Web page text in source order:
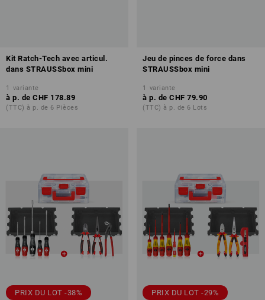
Kit Ratch-Tech avec articul.
dans STRAUSSbox mini
1 variante
à p. de CHF 178.89
(TTC) à p. de 6 Pièces
Jeu de pinces de force dans
STRAUSSbox mini
1 variante
à p. de CHF 79.90
(TTC) à p. de 6 Lots
PRIX DU LOT -38% PRIX DU LOT -29%